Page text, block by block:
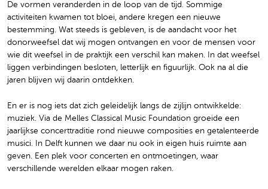
De vormen veranderden in de loop van de tijd. Sommige
activiteiten kwamen tot bloei, andere kregen een nieuwe
bestemming. Wat steeds is gebleven, is de aandacht voor het
donorweefsel dat wij mogen ontvangen en voor de mensen voor
wie dit weefsel in de praktijk een verschil kan maken. In dat weefsel
liggen verbindingen besloten, letterlijk en figuurlijk. Ook na al die
jaren blijven wij daarin ontdekken.
En er is nog iets dat zich geleidelijk langs de zijlijn ontwikkelde:
muziek. Via de Melles Classical Music Foundation groeide een
jaarlijkse concerttraditie rond nieuwe composities en getalenteerde
musici. In Delft kunnen we daar nu ook in eigen huis ruimte aan
geven. Een plek voor concerten en ontmoetingen, waar
verschillende werelden elkaar mogen raken.